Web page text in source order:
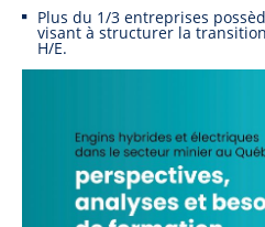
Plus du 1/3 entreprises
visant à structurer la
H/E.